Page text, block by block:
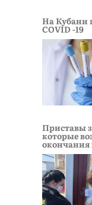
На Кубани
COVID -19
Приставы
которые